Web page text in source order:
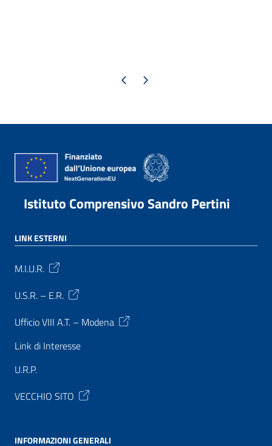
Pagina precedente
Pagina successiva
Istituto Comprensivo Sandro Pertini
LINK ESTERNI
M.I.U.R.
U.S.R. – E.R.
Ufficio VIII A.T. – Modena
Link di Interesse
U.R.P.
VECCHIO SITO
INFORMAZIONI GENERALI